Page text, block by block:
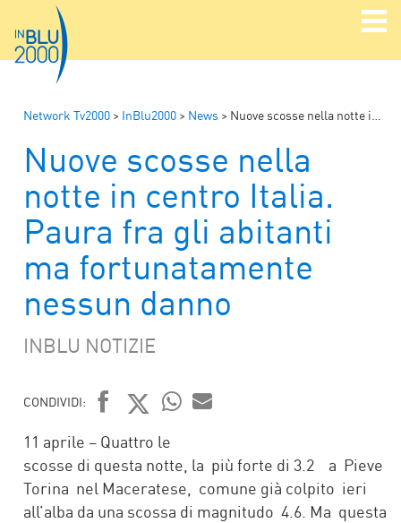
Network Tv2000 > InBlu2000 > News > Nuove scosse nella notte in centro Italia. Paura fra gli abitanti ma fortunatamente nessun danno
Nuove scosse nella
notte in centro Italia.
Paura fra gli abitanti
ma fortunatamente
nessun danno
INBLU NOTIZIE
CONDIVIDI:
FACEBOOK
TWITTER
WHATSAPP
11 aprile – Quattro le
scosse di questa notte, la più forte di 3.2 a Pieve
Torina nel Maceratese, comune già colpito ieri
all’alba da una scossa di magnitudo 4.6. Ma questa